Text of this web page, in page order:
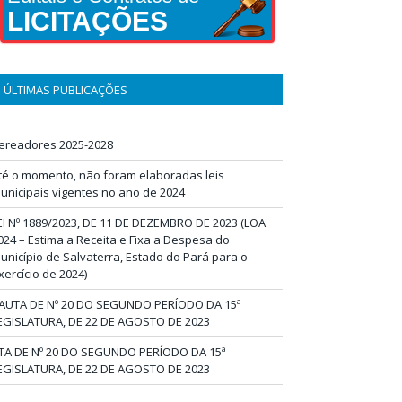
LICITAÇÕES
ÚLTIMAS PUBLICAÇÕES
2025-2028
o momento, não foram elaboradas leis
vigentes no ano de 2024
Nº 1889/2023, DE 11 DE DEZEMBRO DE 2023 (LOA
– Estima a Receita e Fixa a Despesa do
de Salvaterra, Estado do Pará para o
de 2024)
DE Nº 20 DO SEGUNDO PERÍODO DA 15ª
DE 22 DE AGOSTO DE 2023
DE Nº 20 DO SEGUNDO PERÍODO DA 15ª
DE 22 DE AGOSTO DE 2023